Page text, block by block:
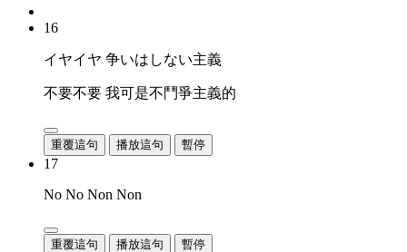
16
イヤイヤ 争いはしない主義
不要不要 我可是不鬥爭主義的
重覆這句 播放這句 暫停
17
No No Non Non
重覆這句 播放這句 暫停